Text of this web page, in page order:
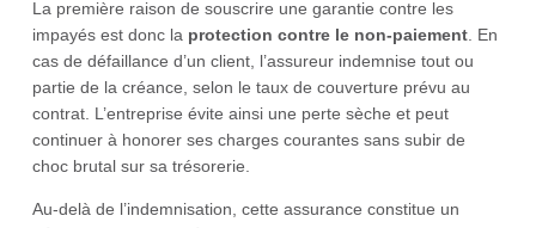
La première raison de souscrire une garantie contre les
impayés est donc la protection contre le non-paiement . En
cas de défaillance d’un client, l’assureur indemnise tout ou
partie de la créance, selon le taux de couverture prévu au
contrat. L’entreprise évite ainsi une perte sèche et peut
continuer à honorer ses charges courantes sans subir de
choc brutal sur sa trésorerie.
Au-delà de l’indemnisation, cette assurance constitue un